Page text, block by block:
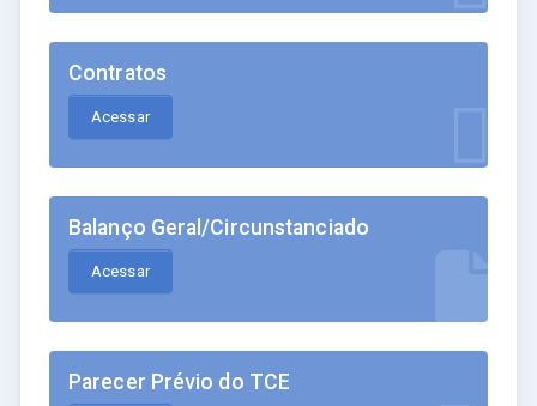
Contratos
Acessar
Balanço Geral/Circunstanciado
Acessar
Parecer Prévio do TCE